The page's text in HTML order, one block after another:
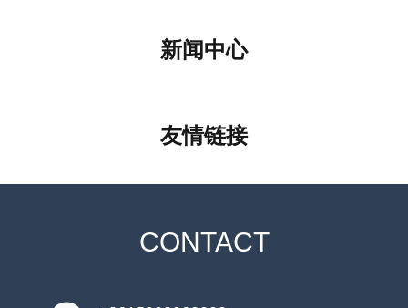
新闻中心
友情链接
CONTACT